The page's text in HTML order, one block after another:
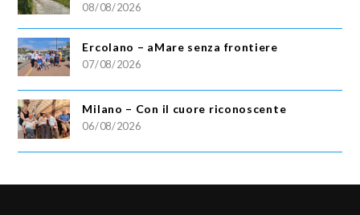
08/08/2026
Ercolano – aMare senza frontiere
07/08/2026
Milano – Con il cuore riconoscente
06/08/2026